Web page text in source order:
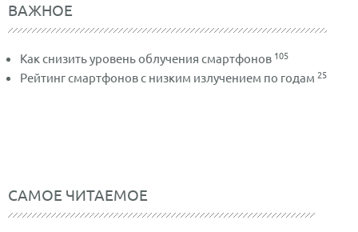
ВАЖНОЕ
Как снизить уровень облучения смартфонов 105
Рейтинг смартфонов с низким излучением по годам 25
САМОЕ ЧИТАЕМОЕ